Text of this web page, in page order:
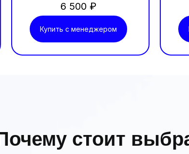
Купить с менеджером
6 500 ₽
стоит